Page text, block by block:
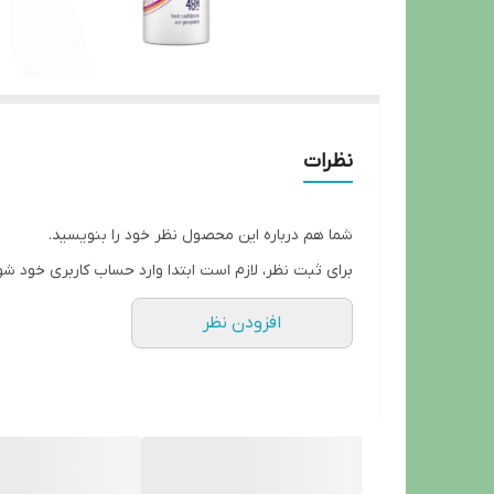
نظرات
شما هم درباره این محصول نظر خود را بنویسید.
برای ثبت نظر، لازم است ابتدا وارد حساب کاربری خود
افزودن نظر